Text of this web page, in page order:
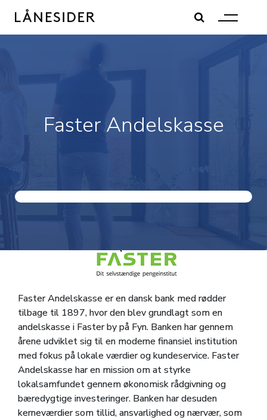
content
Faster Andelskasse
Faster Andelskasse er en dansk bank med rødder
tilbage til 1897, hvor den blev grundlagt som en
andelskasse i Faster by på Fyn. Banken har gennem
årene udviklet sig til en moderne finansiel institution
med fokus på lokale værdier og kundeservice. Faster
Andelskasse har en mission om at styrke
lokalsamfundet gennem økonomisk rådgivning og
bæredygtige investeringer. Banken har desuden
kerneværdier som tillid, ansvarlighed og nærvær, som